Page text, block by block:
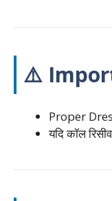
⚠️
Proper
यदि कॉल